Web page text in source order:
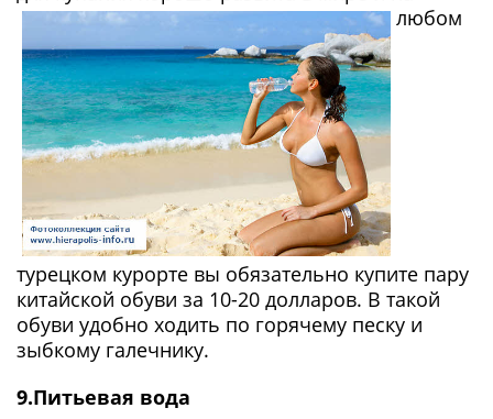
любом
турецком курорте вы обязательно купите пару
китайской обуви за 10-20 долларов. В такой
обуви удобно ходить по горячему песку и
зыбкому галечнику.
9.Питьевая вода